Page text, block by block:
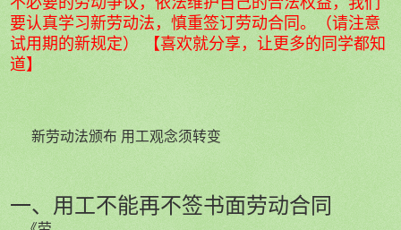
要认真学习新劳动法，慎重签订劳动合同。（请注意
试用期的新规定） 【喜欢就分享，让更多的同学都知
道】
新劳动法颁布 用工观念须转变
一、用工不能再不签书面劳动合同